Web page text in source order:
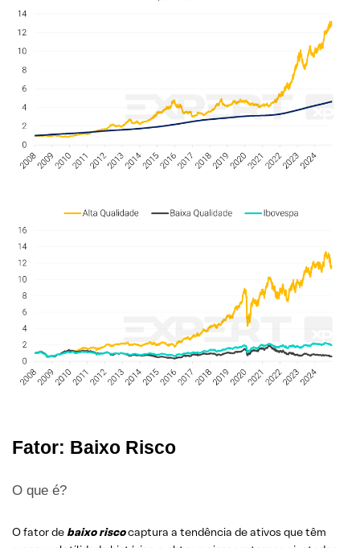
Fator: Baixo Risco
O que é?
O fator de baixo riscocaptura a tendência de ativos que têm